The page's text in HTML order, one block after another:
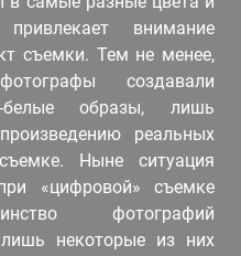
внимание
съемки. Тем не менее,
создавали
белые образы, лишь
реальных
Ныне ситуация
«цифровой» съемке
фотографий
некоторые из них